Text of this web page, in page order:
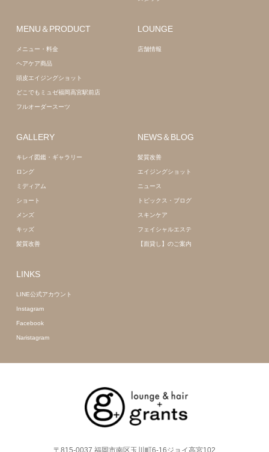
MENU＆PRODUCT
メニュー・料金
ヘアケア商品
頭皮エイジングショット
どこでもミュゼ福岡高宮駅前店
フルオーダースーツ
LOUNGE
店舗情報
GALLERY
キレイ図鑑・ギャラリー
ロング
ミディアム
ショート
メンズ
キッズ
髪質改善
NEWS＆BLOG
髪質改善
エイジングショット
ニュース
トピックス・ブログ
スキンケア
フェイシャルエステ
【面貸し】のご案内
LINKS
LINE公式アカウント
Instagram
Facebook
Naristagram